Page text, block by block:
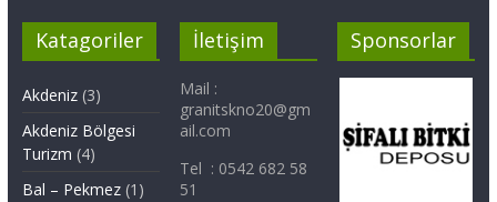
Katagoriler
Akdeniz(3)
Akdeniz Bölgesi
Turizm (4)
Bal – Pekmez(1)
İletişim
Mail :
granitskno20@gm
ail.com
Tel : 0542 682 58
51
Sponsorlar